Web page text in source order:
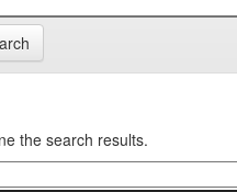
the search results.